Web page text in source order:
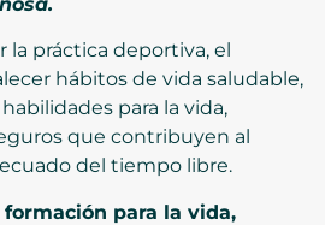
práctica deportiva, el
hábitos de vida saludable,
para la vida,
que contribuyen al
del tiempo libre.
para la vida,